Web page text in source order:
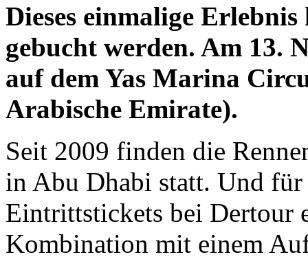
Dieses einmalige
gebucht werden. Am 13.
auf dem Yas Marina
Arabische Emirate).
Seit 2009 finden die
in Abu Dhabi statt. Und
Eintrittstickets bei Dertour
Kombination mit einem